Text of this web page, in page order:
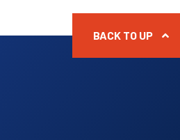
BACK TO UP